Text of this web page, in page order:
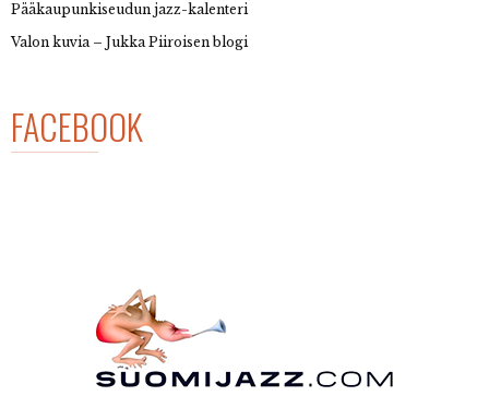
Pääkaupunkiseudun jazz-kalenteri
Valon kuvia – Jukka Piiroisen blogi
FACEBOOK